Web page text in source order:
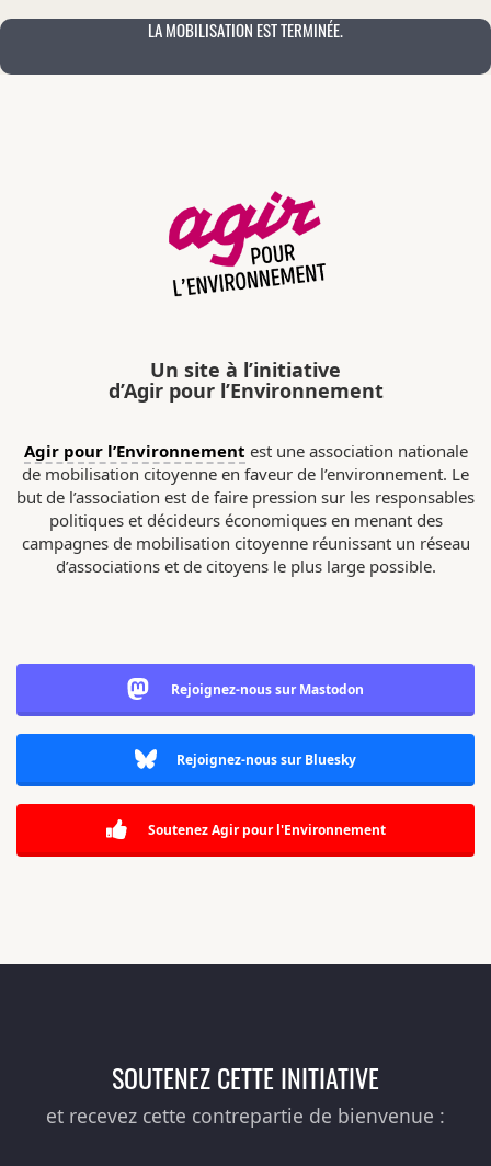
LA MOBILISATION EST TERMINÉE.
Un site à l’initiative
d’Agir pour l’Environnement
Agir pour l’Environnement est une association nationale
de mobilisation citoyenne en faveur de l’environnement. Le
but de l’association est de faire pression sur les responsables
politiques et décideurs économiques en menant des
campagnes de mobilisation citoyenne réunissant un réseau
d’associations et de citoyens le plus large possible.
Rejoignez-nous sur Mastodon
Rejoignez-nous sur Bluesky
Soutenez Agir pour l'Environnement
SOUTENEZ CETTE INITIATIVE
et recevez cette contrepartie de bienvenue :